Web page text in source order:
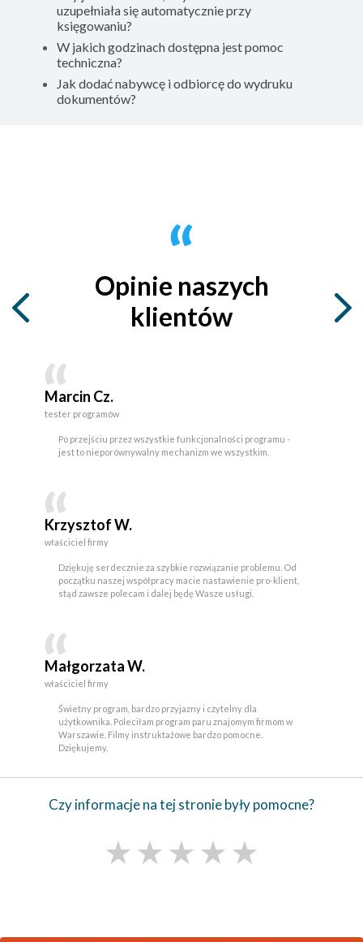
uzupełniała się automatycznie przy
księgowaniu?
W jakich godzinach dostępna jest pomoc
techniczna?
Jak dodać nabywcę i odbiorcę do wydruku
dokumentów?
Opinie naszych
klientów
Marcin Cz.
tester programów
Po przejściu przez wszystkie funkcjonalności programu -
jest to nieporównywalny mechanizm we wszystkim.
Krzysztof W.
właściciel firmy
Dziękuję serdecznie za szybkie rozwiązanie problemu. Od
początku naszej współpracy macie nastawienie pro-klient,
stąd zawsze polecam i dalej będę Wasze usługi.
Małgorzata W.
właściciel firmy
Świetny program, bardzo przyjazny i czytelny dla
użytkownika. Poleciłam program paru znajomym firmom w
Warszawie. Filmy instruktażowe bardzo pomocne.
Dziękujemy.
Czy informacje na tej stronie były pomocne?
★★★★★